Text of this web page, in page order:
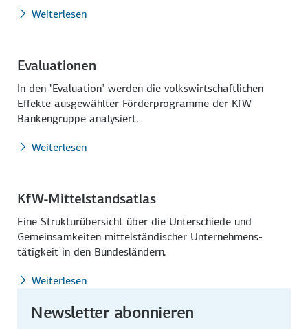
Weiterlesen
Evaluationen
In den "Evaluation" werden die volkswirtschaftlichen
Effekte ausgewählter Förderprogramme der KfW
Bankengruppe analysiert.
Weiterlesen
KfW-Mittelstandsatlas
Eine Strukturübersicht über die Unterschiede und
Gemein­samkeiten mittelstän­discher Unternehmens­
tätigkeit in den Bundes­ländern.
Weiterlesen
Newsletter abonnieren